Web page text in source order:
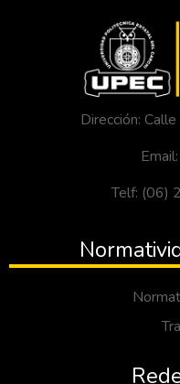
Dirección:
Telf: (06)